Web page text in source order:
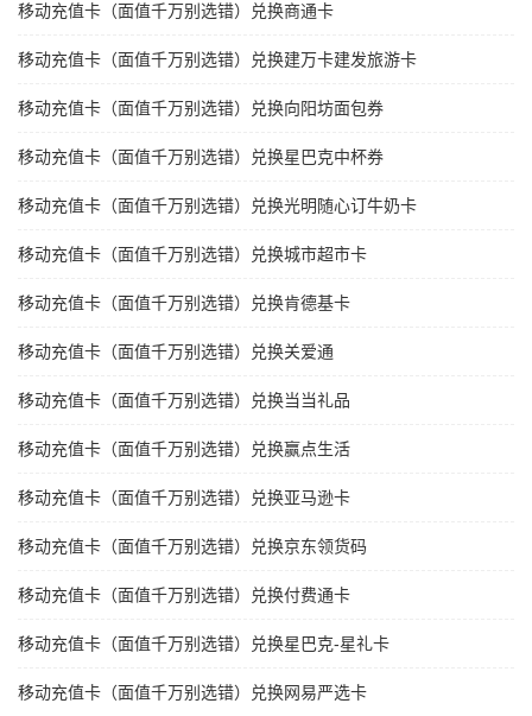
移动充值卡（面值千万别选错）兑换商通卡
移动充值卡（面值千万别选错）兑换建万卡建发旅游卡
移动充值卡（面值千万别选错）兑换向阳坊面包券
移动充值卡（面值千万别选错）兑换星巴克中杯券
移动充值卡（面值千万别选错）兑换光明随心订牛奶卡
移动充值卡（面值千万别选错）兑换城市超市卡
移动充值卡（面值千万别选错）兑换肯德基卡
移动充值卡（面值千万别选错）兑换关爱通
移动充值卡（面值千万别选错）兑换当当礼品
移动充值卡（面值千万别选错）兑换赢点生活
移动充值卡（面值千万别选错）兑换亚马逊卡
移动充值卡（面值千万别选错）兑换京东领货码
移动充值卡（面值千万别选错）兑换付费通卡
移动充值卡（面值千万别选错）兑换星巴克-星礼卡
移动充值卡（面值千万别选错）兑换网易严选卡